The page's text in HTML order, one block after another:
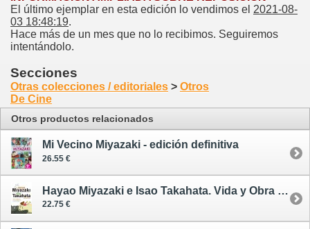
El último ejemplar en esta edición lo vendimos el 2021-08-
03 18:48:19.
Hace más de un mes que no lo recibimos. Seguiremos
intentándolo.
Secciones
Otras colecciones / editoriales > Otros
De Cine
Otros productos relacionados
Mi Vecino Miyazaki - edición definitiva
26.55 €
Hayao Miyazaki e Isao Takahata. Vida y Obra de los Cerebros de Studio Ghibli
22.75 €